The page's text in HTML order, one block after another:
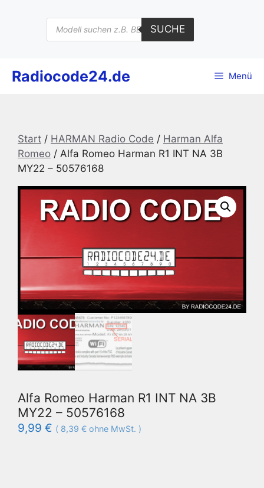
Products
search
SUCHE
Radiocode24.de Menü
Start / HARMAN Radio Code / Harman Alfa
Romeo / Alfa Romeo Harman R1 INT NA 3B
MY22 – 50576168
Alfa Romeo Harman R1 INT NA 3B
MY22 – 50576168
9,99 € ( 8,39 € ohne MwSt. )